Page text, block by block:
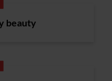
beauty